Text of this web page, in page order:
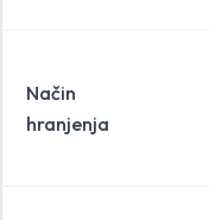
Način
hranjenja